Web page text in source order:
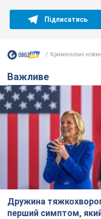
Підписатись
Кримінальні
Важливе
Дружина
перший симптом, який